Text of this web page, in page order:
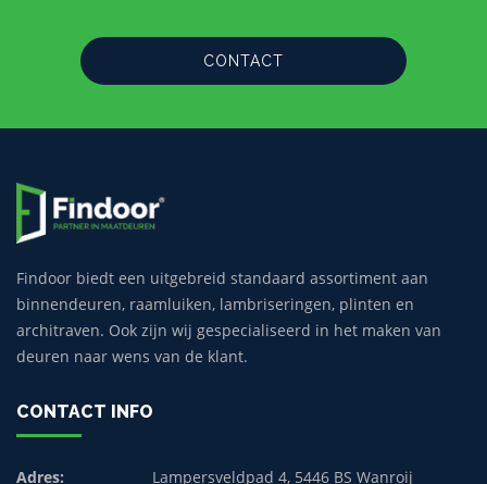
CONTACT
Findoor biedt een uitgebreid standaard assortiment aan
binnendeuren, raamluiken, lambriseringen, plinten en
architraven. Ook zijn wij gespecialiseerd in het maken van
deuren naar wens van de klant.
CONTACT INFO
Adres: Lampersveldpad 4, 5446 BS Wanroij